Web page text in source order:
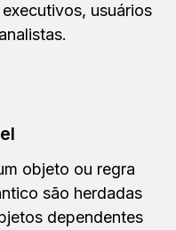
usuários
objeto ou regra
são herdadas
dependentes